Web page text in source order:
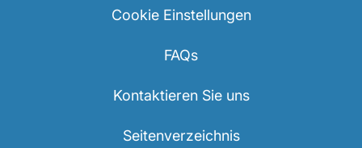
Cookie Einstellungen
FAQs
Kontaktieren Sie uns
Seitenverzeichnis